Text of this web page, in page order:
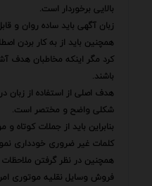
بالایی برخوردار است.
زبان آگهی باید ساده روان و
همچنین باید از به کار بردن
کرد مگر اینکه مخاطبان هدف
باشند.
هدف اصلی از استفاده از زبان
شکلی واضح و مختصر است.
بنابراین باید از جملات کوتاه و
کلمات غیر ضروری خودداری
فروش وسایل نقلیه موتوری